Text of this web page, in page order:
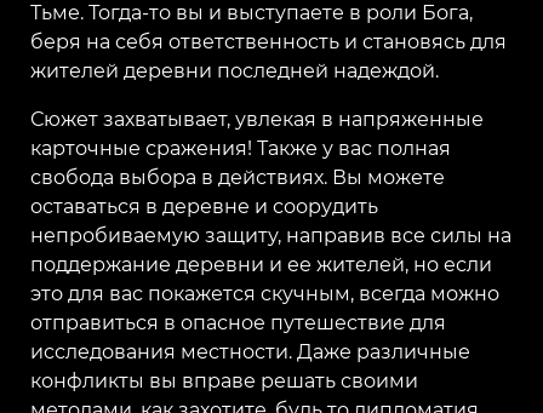
Тьме. Тогда-то вы и выступаете в роли Бога,
беря на себя ответственность и становясь для
жителей деревни последней надеждой.
Сюжет захватывает, увлекая в напряженные
карточные сражения! Также у вас полная
свобода выбора в действиях. Вы можете
оставаться в деревне и соорудить
непробиваемую защиту, направив все силы на
поддержание деревни и ее жителей, но если
это для вас покажется скучным, всегда можно
отправиться в опасное путешествие для
исследования местности. Даже различные
конфликты вы вправе решать своими